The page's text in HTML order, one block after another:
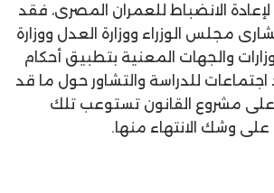
الانضباط للعمران المصرى، فقد
مجلس الوزراء ووزارة العدل ووزارة
والجهات المعنية بتطبيق أحكام
اجتماعات للدراسة والتشاور حول ما قد
مشروع القانون تستوعب تلك
وشك الانتهاء منها.